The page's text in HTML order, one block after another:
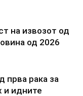
на извозот од
од 2026
прва рака за
и идните